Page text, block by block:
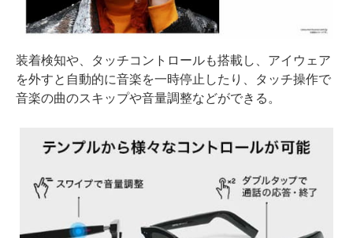
装着検知や、タッチコントロールも搭載し、アイウェア
を外すと自動的に音楽を一時停止したり、タッチ操作で
音楽の曲のスキップや音量調整などができる。